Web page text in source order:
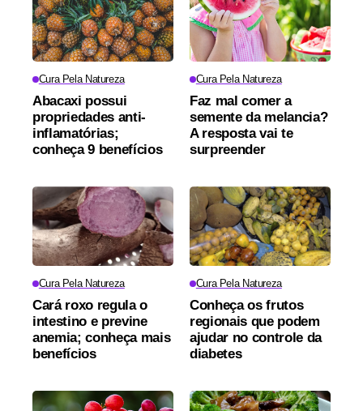
Cura Pela Natureza
Abacaxi possui
propriedades anti-
inflamatórias;
conheça 9 benefícios
Cura Pela Natureza
Faz mal comer a
semente da melancia?
A resposta vai te
surpreender
Cura Pela Natureza
Cará roxo regula o
intestino e previne
anemia; conheça mais
benefícios
Cura Pela Natureza
Conheça os frutos
regionais que podem
ajudar no controle da
diabetes